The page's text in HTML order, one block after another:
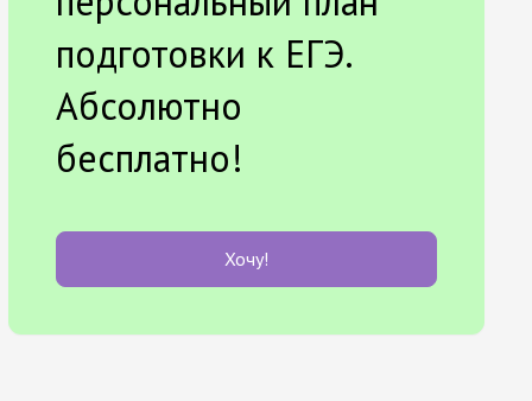
подготовки к ЕГЭ.
Абсолютно
бесплатно!
Хочу!